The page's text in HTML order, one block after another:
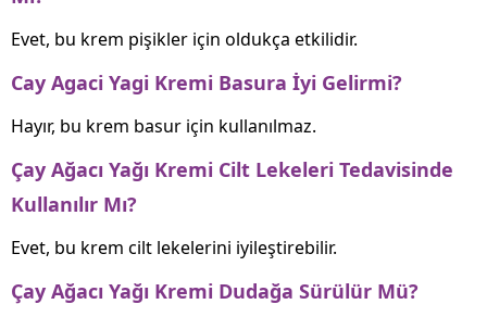
Evet, bu krem pişikler için oldukça etkilidir.
Cay Agaci Yagi Kremi Basura İyi Gelirmi?
Hayır, bu krem basur için kullanılmaz.
Çay Ağacı Yağı Kremi Cilt Lekeleri Tedavisinde
Kullanılır Mı?
Evet, bu krem cilt lekelerini iyileştirebilir.
Çay Ağacı Yağı Kremi Dudağa Sürülür Mü?